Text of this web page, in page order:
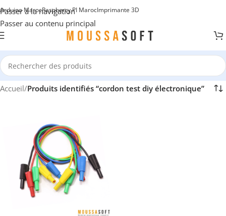
Passer à la navigation
Passer au contenu principal
Arduino MarocRaspberry PI MarocImprimante 3D
Accueil/Produits identifiés “cordon test diy électronique”